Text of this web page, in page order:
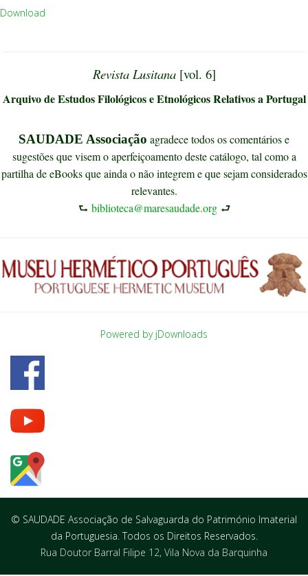
Download
Revista Lusitana[vol. 6]
Arquivo de Estudos Filológicos e Etnológicos Relativos a Portugal
SAUDADE Associação agradece todos os comentários e
sugestões que visem o aperfeiçoamento deste catálogo, tal como a
partilha de eBooks que ainda o não integrem e que sejam considerados
relevantes.
⮑ biblioteca@maresaudade.org⮐
Powered by jDownloads
© SAUDADE Associação de Salvaguarda do Património Imaterial
da Portuguesia. Todos os Direitos Reservados.
Rua Doutor Barral Filipe 12, Vila Nova da Barquinha